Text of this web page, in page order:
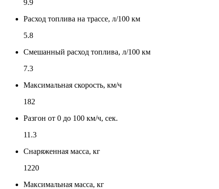
9.9
Расход топлива на трассе, л/100 км
5.8
Смешанный расход топлива, л/100 км
7.3
Максимальная скорость, км/ч
182
Разгон от 0 до 100 км/ч, сек.
11.3
Снаряженная масса, кг
1220
Максимальная масса, кг